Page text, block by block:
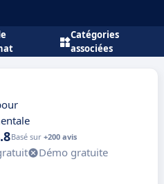
Catégories
associées
Basé sur +200 avis
Démo gratuite